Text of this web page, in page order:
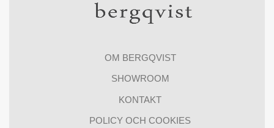
OM BERGQVIST
SHOWROOM
KONTAKT
POLICY OCH COOKIES